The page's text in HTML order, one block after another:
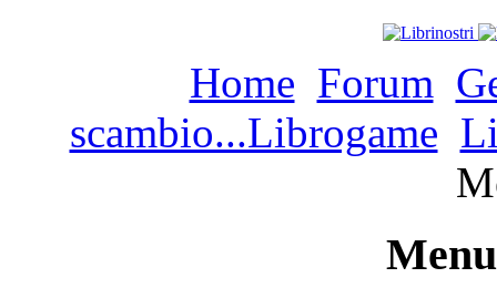
Home Forum
scambio...Librogame